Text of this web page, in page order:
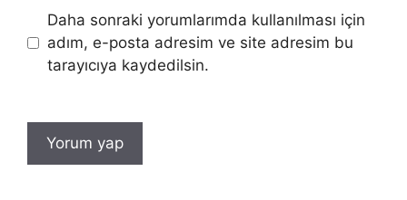
Daha sonraki yorumlarımda kullanılması için
adım, e-posta adresim ve site adresim bu
tarayıcıya kaydedilsin.